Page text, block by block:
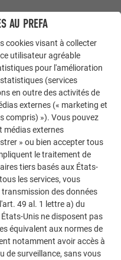
démontre la
d’autres projets
en aluminium
systèmes solaires et
AU PREFA
cookies visant à collecter
utilisateur agréable
pour l'amélioration
(services
en outre des activités de
externes (« marketing et
compris) »). Vous pouvez
médias externes
» ou bien accepter tous
le traitement de
tiers basés aux États-
les services, vous
des données
49 al. 1 lettre a) du
Unis ne disposent pas
équivalent aux normes de
notamment avoir accès à
de surveillance, sans vous